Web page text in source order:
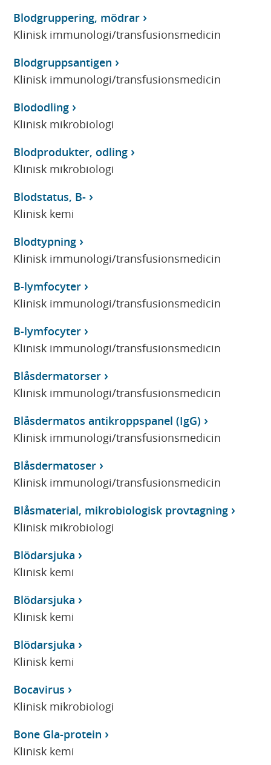
Blodgruppering, mödrar
Klinisk immunologi/transfusionsmedicin
Blodgruppsantigen
Klinisk immunologi/transfusionsmedicin
Blododling
Klinisk mikrobiologi
Blodprodukter, odling
Klinisk mikrobiologi
Blodstatus, B-
Klinisk kemi
Blodtypning
Klinisk immunologi/transfusionsmedicin
B-lymfocyter
Klinisk immunologi/transfusionsmedicin
B-lymfocyter
Klinisk immunologi/transfusionsmedicin
Blåsdermatorser
Klinisk immunologi/transfusionsmedicin
Blåsdermatos antikroppspanel (IgG)
Klinisk immunologi/transfusionsmedicin
Blåsdermatoser
Klinisk immunologi/transfusionsmedicin
Blåsmaterial, mikrobiologisk provtagning
Klinisk mikrobiologi
Blödarsjuka
Klinisk kemi
Blödarsjuka
Klinisk kemi
Blödarsjuka
Klinisk kemi
Bocavirus
Klinisk mikrobiologi
Bone Gla-protein
Klinisk kemi